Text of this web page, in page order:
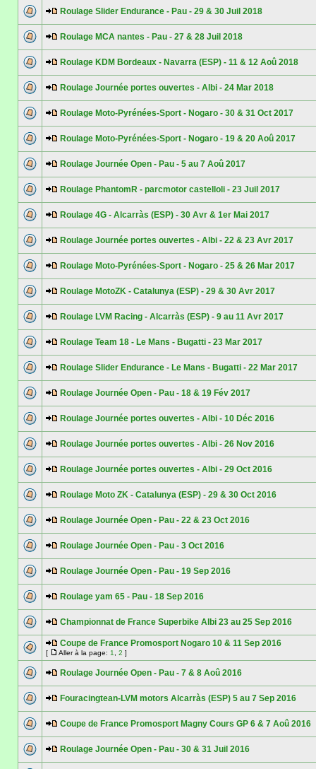
Roulage Slider Endurance - Pau - 29 & 30 Juil 2018
Roulage MCA nantes - Pau - 27 & 28 Juil 2018
Roulage KDM Bordeaux - Navarra (ESP) - 11 & 12 Aoû 2018
Roulage Journée portes ouvertes - Albi - 24 Mar 2018
Roulage Moto-Pyrénées-Sport - Nogaro - 30 & 31 Oct 2017
Roulage Moto-Pyrénées-Sport - Nogaro - 19 & 20 Aoû 2017
Roulage Journée Open - Pau - 5 au 7 Aoû 2017
Roulage PhantomR - parcmotor castelloli - 23 Juil 2017
Roulage 4G - Alcarràs (ESP) - 30 Avr & 1er Mai 2017
Roulage Journée portes ouvertes - Albi - 22 & 23 Avr 2017
Roulage Moto-Pyrénées-Sport - Nogaro - 25 & 26 Mar 2017
Roulage MotoZK - Catalunya (ESP) - 29 & 30 Avr 2017
Roulage LVM Racing - Alcarràs (ESP) - 9 au 11 Avr 2017
Roulage Team 18 - Le Mans - Bugatti - 23 Mar 2017
Roulage Slider Endurance - Le Mans - Bugatti - 22 Mar 2017
Roulage Journée Open - Pau - 18 & 19 Fév 2017
Roulage Journée portes ouvertes - Albi - 10 Déc 2016
Roulage Journée portes ouvertes - Albi - 26 Nov 2016
Roulage Journée portes ouvertes - Albi - 29 Oct 2016
Roulage Moto ZK - Catalunya (ESP) - 29 & 30 Oct 2016
Roulage Journée Open - Pau - 22 & 23 Oct 2016
Roulage Journée Open - Pau - 3 Oct 2016
Roulage Journée Open - Pau - 19 Sep 2016
Roulage yam 65 - Pau - 18 Sep 2016
Championnat de France Superbike Albi 23 au 25 Sep 2016
Coupe de France Promosport Nogaro 10 & 11 Sep 2016
[ Aller à la page: 1 2 ]
Roulage Journée Open - Pau - 7 & 8 Aoû 2016
Fouracingtean-LVM motors Alcarràs (ESP) 5 au 7 Sep 2016
Coupe de France Promosport Magny Cours GP 6 & 7 Aoû 2016
Roulage Journée Open - Pau - 30 & 31 Juil 2016